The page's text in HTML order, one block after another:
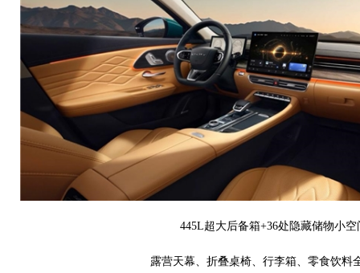
445L超大后备箱+36处隐藏储物小空
露营天幕、折叠桌椅、行李箱、零食饮料